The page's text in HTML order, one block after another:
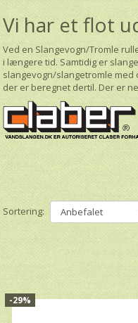
Vi har et flot
Ved en Slangevogn/Tromle
i længere tid. Samtidig er
slangevogn/slangetromle med
der er beregnet dertil. Der er
Sortering:
-29%